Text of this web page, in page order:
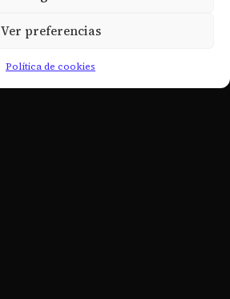
Ver preferencias
Política de cookies